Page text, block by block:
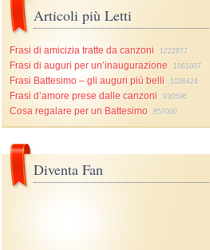
Articoli più Letti
Frasi di amicizia tratte da canzoni 1222877
Frasi di auguri per un’inaugurazione 1061007
Frasi Battesimo – gli auguri più belli 1026424
Frasi d’amore prese dalle canzoni 930596
Cosa regalare per un Battesimo 857009
Diventa Fan